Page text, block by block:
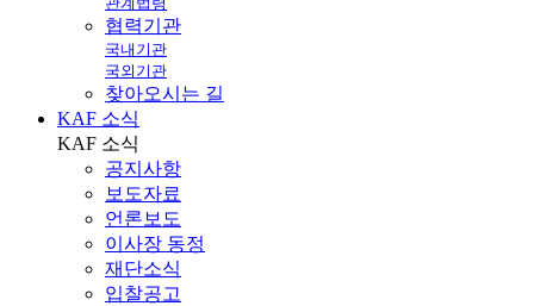
협력기관
국내기관
국외기관
찾아오시는 길
KAF 소식
KAF 소식
공지사항
보도자료
언론보도
이사장 동정
재단소식
입찰공고